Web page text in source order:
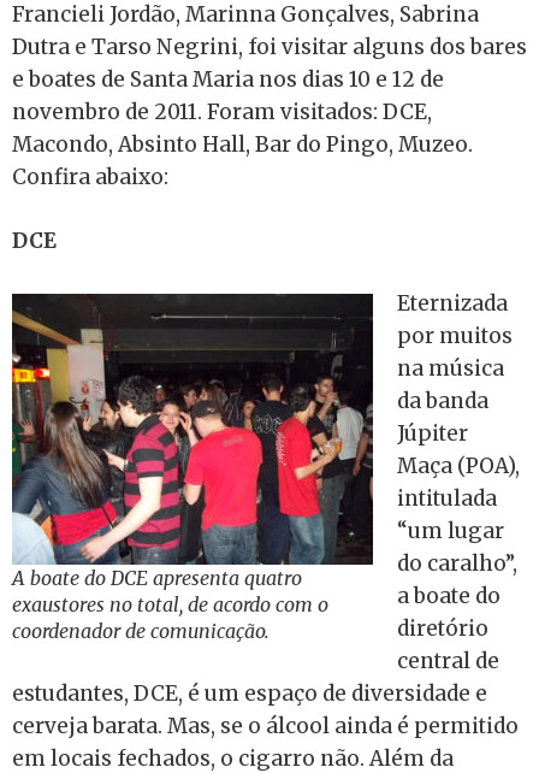
Francieli Jordão, Marinna Gonçalves, Sabrina
Dutra e Tarso Negrini, foi visitar alguns dos bares
e boates de Santa Maria nos dias 10 e 12 de
novembro de 2011. Foram visitados: DCE,
Macondo, Absinto Hall, Bar do Pingo, Muzeo.
Confira abaixo:
DCE
A boate do DCE apresenta quatro
exaustores no total, de acordo com o
coordenador de comunicação.
Eternizada
por muitos
na música
da banda
Júpiter
Maça (POA),
intitulada
“um lugar
do caralho”,
a boate do
diretório
central de
estudantes, DCE, é um espaço de diversidade e
cerveja barata. Mas, se o álcool ainda é permitido
em locais fechados, o cigarro não. Além da